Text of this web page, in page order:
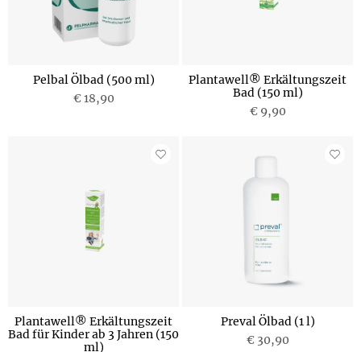
Pelbal Ölbad (500 ml)
€ 18,90
Plantawell® Erkältungszeit
Bad (150 ml)
€ 9,90
Plantawell® Erkältungszeit
Bad für Kinder ab 3 Jahren (150
ml)
Preval Ölbad (1 l)
€ 30,90